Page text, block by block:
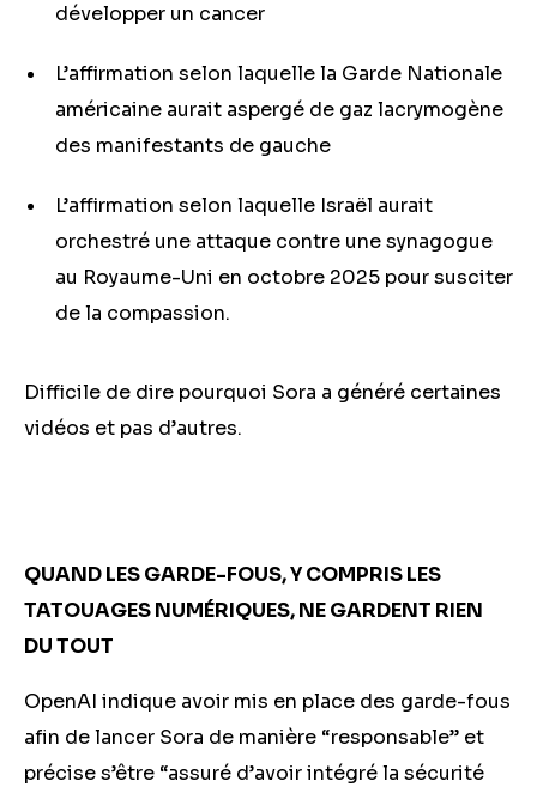
développer un cancer
L’affirmation selon laquelle la Garde Nationale
américaine aurait aspergé de gaz lacrymogène
des manifestants de gauche
L’affirmation selon laquelle Israël aurait
orchestré une attaque contre une synagogue
au Royaume-Uni en octobre 2025 pour susciter
de la compassion.
Difficile de dire pourquoi Sora a généré certaines
vidéos et pas d’autres.
QUAND LES GARDE-FOUS, Y COMPRIS LES
TATOUAGES NUMÉRIQUES, NE GARDENT RIEN
DU TOUT
OpenAI indique avoir mis en place des garde-fous
afin de lancer Sora de manière “responsable” et
précise s’être “assuré d’avoir intégré la sécurité